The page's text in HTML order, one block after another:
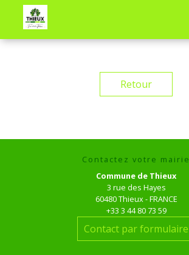
Retour
Contactez votre mairie
Commune de Thieux
3 rue des Hayes
60480 Thieux - FRANCE
+33 3 44 80 73 59
Contact par formulaire